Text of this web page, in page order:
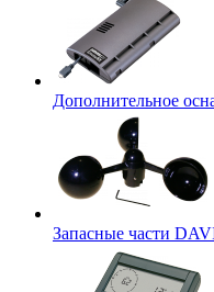
Дополнительное
Запасные части